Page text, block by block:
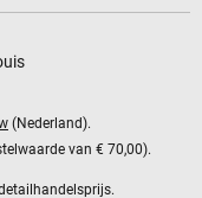
(Nederland).
van € 70,00).